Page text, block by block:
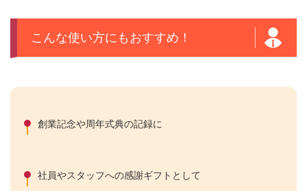
こんな使い方にもおすすめ！
創業記念や周年式典の記録に
社員やスタッフへの感謝ギフトとして